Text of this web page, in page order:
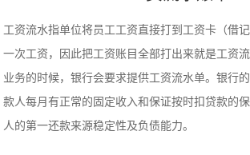
工资流水指单位将员工工资直接打到工资卡（借
一次工资，因此把工资账目全部打出来就是工资
业务的时候，银行会要求提供工资流水单。银行
款人每月有正常的固定收入和保证按时扣贷款的
人的第一还款来源稳定性及负债能力。